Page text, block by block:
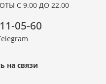
С 9.00 ДО 22.00
05-60
на связи